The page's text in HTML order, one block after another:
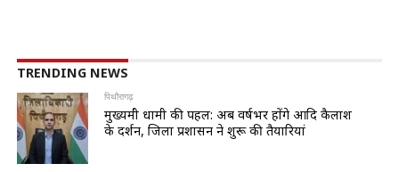
TRENDING NEWS
पिथौरागढ़
मुख्यमंत्री धामी की पहल: अब वर्षभर होंगे आदि कैलाश
के दर्शन, जिला प्रशासन ने शुरू की तैयारियां